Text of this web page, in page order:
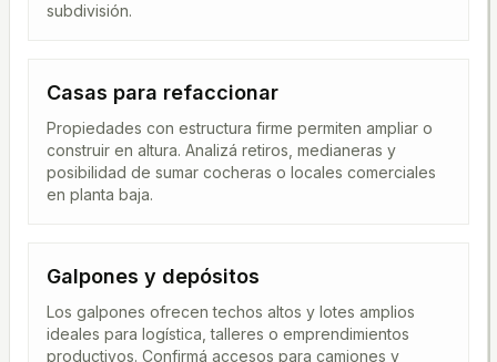
subdivisión.
Casas para refaccionar
Propiedades con estructura firme permiten ampliar o
construir en altura. Analizá retiros, medianeras y
posibilidad de sumar cocheras o locales comerciales
en planta baja.
Galpones y depósitos
Los galpones ofrecen techos altos y lotes amplios
ideales para logística, talleres o emprendimientos
productivos. Confirmá accesos para camiones y